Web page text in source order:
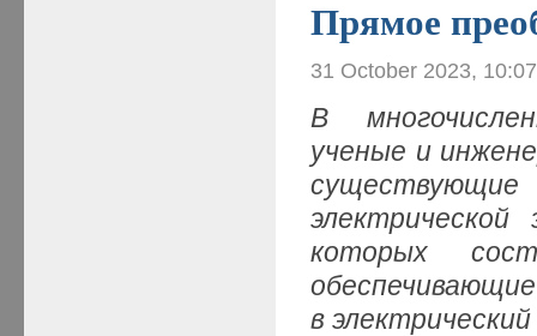
Прямое
31 October 2023,
В
ученые и
которых
в